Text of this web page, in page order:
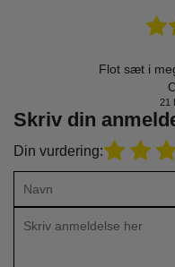
Skriv din
Din vurdering:
Flot sæt i
21